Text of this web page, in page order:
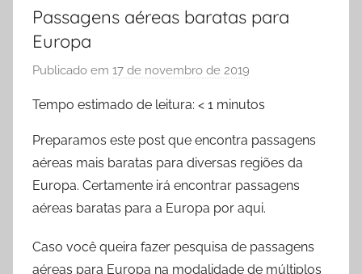
Passagens aéreas baratas para
Europa
Publicado em 17 de novembro de 2019
r
c
s
a
Tempo estimado de leitura: < 1 minutos
Preparamos este post que encontra passagens
aéreas mais baratas para diversas regiões da
Europa. Certamente irá encontrar passagens
aéreas baratas para a Europa por aqui.
Caso você queira fazer pesquisa de passagens
aéreas para Europa na modalidade de múltiplos